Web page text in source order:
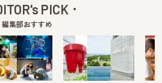
PICK
編集部おすすめ